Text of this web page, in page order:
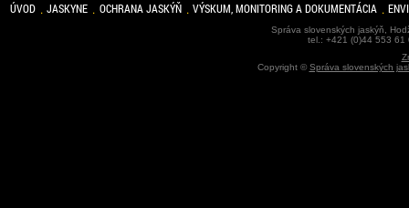
ÚVOD JASKYNE OCHRANA JASKÝŇ VÝSKUM, MONITORING A DOKUMENTÁCIA
Správa slovenských jaskýň,
tel.: +421 (0)44 553
Copyright ©Správa slovenských